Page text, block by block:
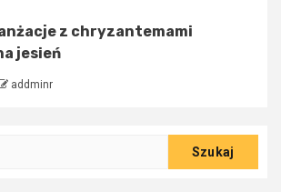
z chryzantemami
jesień
addminr